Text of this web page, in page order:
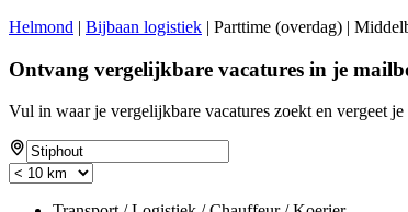
Helmond | Bijbaan logistiek | Parttime (overdag) |
Ontvang vergelijkbare vacatures in je
Vul in waar je vergelijkbare vacatures zoekt en vergeet je